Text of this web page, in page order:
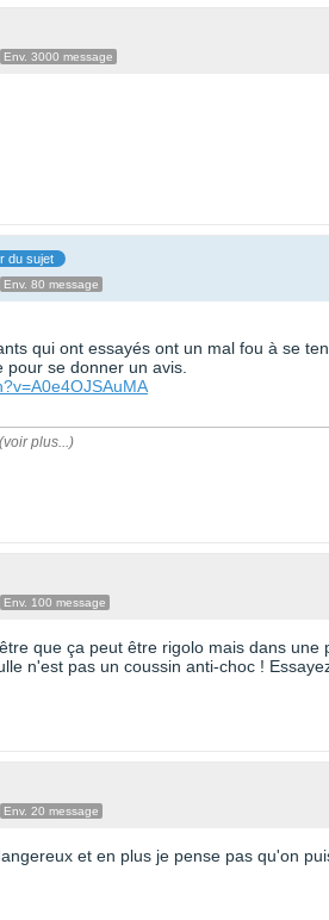
Env. 3000 message
du sujet
Env. 80 message
qui ont essayés ont un mal fou à se
se donner un avis.
plus...)
Env. 100 message
que ça peut être rigolo mais dans
n'est pas un coussin anti-choc !
Env. 20 message
et en plus je pense pas qu'on